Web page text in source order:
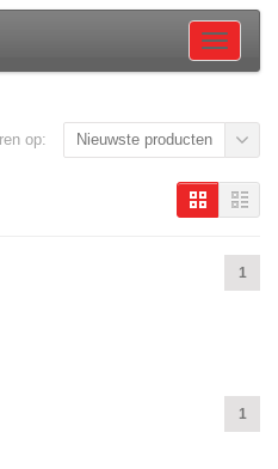
op: Nieuwste producten
1
1